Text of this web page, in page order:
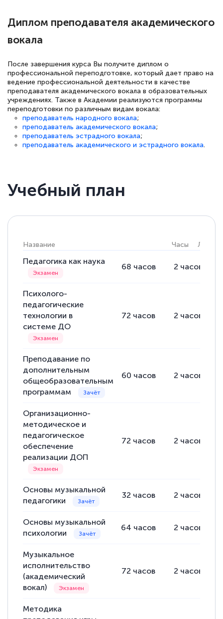
Диплом преподавателя академического
вокала
После завершения курса Вы получите диплом о
профессиональной переподготовке, который дает право на
ведение профессиональной деятельности в качестве
преподавателя академического вокала в образовательных
учреждениях. Также в Академии реализуются программы
переподготовки по различным видам вокала:
преподаватель народного вокала;
преподаватель академического вокала;
преподаватель эстрадного вокала;
преподаватель академического и эстрадного вокала.
Учебный план
Название Часы Лекции
Педагогика как наука
68 часов 2 часов
Психолого-
педагогические
технологии в
системе ДО
72 часов 2 часов
Преподавание по
дополнительным
общеобразовательным
программам
60 часов 2 часов
Организационно-
методическое и
педагогическое
обеспечение
реализации ДОП
72 часов 2 часов
Основы музыкальной
педагогики
32 часов 2 часов
Основы музыкальной
психологии
64 часов 2 часов
Музыкальное
исполнительство
(академический
вокал)
72 часов 2 часов
Методика